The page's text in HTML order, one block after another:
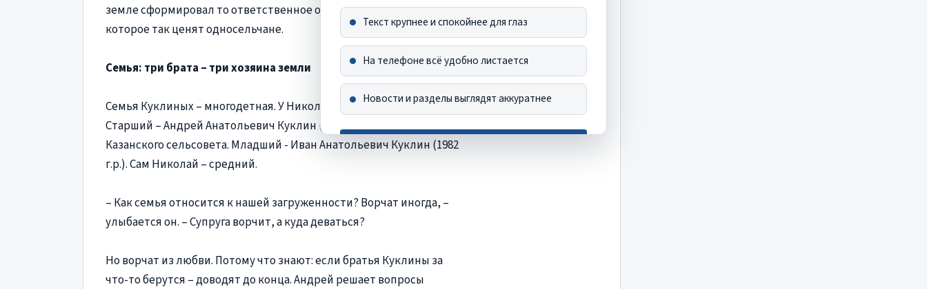
Текст крупнее и спокойнее для глаз
На телефоне всё удобно листается
Новости и разделы выглядят аккуратнее
Хорошо, спасибо
земле сформировал то ответственное отношение к жизни,
которое так ценят односельчане.
Семья: три брата – три хозяина земли
Семья Куклиных – многодетная. У Николая есть два брата.
Старший – Андрей Анатольевич Куклин (1976 г.р.), глава Ивано-
Казанского сельсовета. Младший - Иван Анатольевич Куклин (1982
г.р.). Сам Николай – средний.
– Как семья относится к нашей загруженности? Ворчат иногда, –
улыбается он. – Супруга ворчит, а куда деваться?
Но ворчат из любви. Потому что знают: если братья Куклины за
что-то берутся – доводят до конца. Андрей решает вопросы